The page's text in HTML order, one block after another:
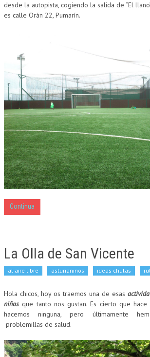
desde la autopista, cogiendo la salida de “El
es calle Orán 22, Pumarín.
Continua
La Olla de San Vicente
al aire libre asturianinos ideas chulas
Hola chicos, hoy os traemos una de esas
niños que tanto nos gustan. Es cierto que
hacemos ninguna, pero últimamente
problemillas de salud.